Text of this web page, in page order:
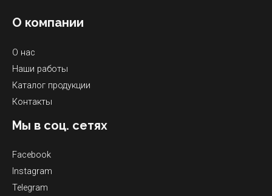
О компании
О нас
Наши работы
Каталог продукции
Контакты
Мы в соц. сетях
Facebook
Instagram
Telegram